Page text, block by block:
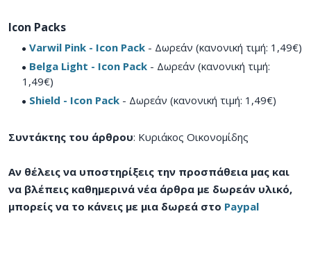
Icon Packs
Varwil Pink - Icon Pack - Δωρεάν (κανονική τιμή: 1,49€)
Belga Light - Icon Pack - Δωρεάν (κανονική τιμή:
1,49€)
Shield - Icon Pack - Δωρεάν (κανονική τιμή: 1,49€)
Συντάκτης του άρθρου: Κυριάκος Οικονομίδης
Αν θέλεις να υποστηρίξεις την προσπάθεια μας και
να βλέπεις καθημερινά νέα άρθρα με δωρεάν υλικό,
μπορείς να το κάνεις με μια δωρεά στο Paypal